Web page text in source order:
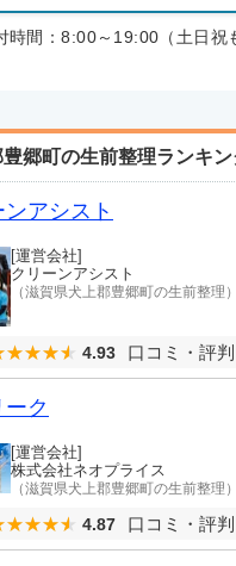
時間：8:00～19:00（土日祝
郷町の生前整理ランキン
ンアシスト
[運営会社]
クリーンアシスト
（滋賀県犬上郡豊郷町の生前整理）
4.93 口コミ・評判
ク
[運営会社]
株式会社ネオプライス
（滋賀県犬上郡豊郷町の生前整理）
4.87 口コミ・評判